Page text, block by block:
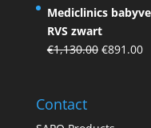
was:
€44.24.
is:
Mediclinics
RVS zwart
€1,130.00 Original
€891.00
Contact